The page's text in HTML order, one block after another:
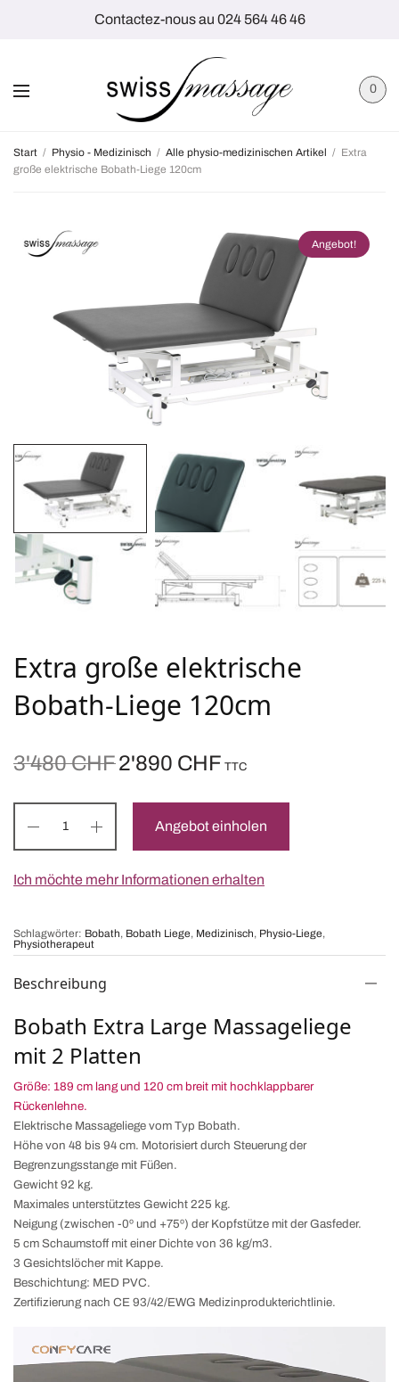
Contactez-nous au 024 564 46 46
0
Start / Physio - Medizinisch / Alle physio-medizinischen Artikel / Extra
große elektrische Bobath-Liege 120cm
Angebot!
Extra große elektrische
Bobath-Liege 120cm
3'480CHF Ursprünglicher
3'480 CHF
2'890 CHF
2'890 CHF.
TTC
Angebot einholen
Ich möchte mehr Informationen erhalten
Schlagwörter: Bobath, Bobath Liege, Medizinisch, Physio-Liege,
Physiotherapeut
Beschreibung
Bobath Extra Large Massageliege
mit 2 Platten
Größe: 189 cm lang und 120 cm breit mit hochklappbarer
Rückenlehne.
Elektrische Massageliege vom Typ Bobath.
Höhe von 48 bis 94 cm. Motorisiert durch Steuerung der
Begrenzungsstange mit Füßen.
Gewicht 92 kg.
Maximales unterstütztes Gewicht 225 kg.
Neigung (zwischen -0º und +75º) der Kopfstütze mit der Gasfeder.
5 cm Schaumstoff mit einer Dichte von 36 kg/m3.
3 Gesichtslöcher mit Kappe.
Beschichtung: MED PVC.
Zertifizierung nach CE 93/42/EWG Medizinprodukterichtlinie.
Player